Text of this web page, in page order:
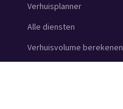
Verhuisplanner
Alle diensten
Verhuisvolume berekenen